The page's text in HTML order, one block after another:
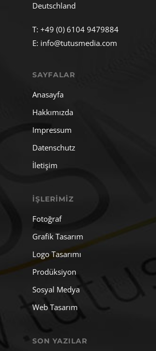
Deutschland
T: +49 (0) 6104 9479884
E: info@tutusmedia.com
SAYFALAR
Anasayfa
Hakkımızda
Impressum
Datenschutz
İletişim
İŞLERIMIZ
Fotoğraf
Grafik Tasarım
Logo Tasarımı
Prodüksiyon
Sosyal Medya
Web Tasarım
SON YAZILAR